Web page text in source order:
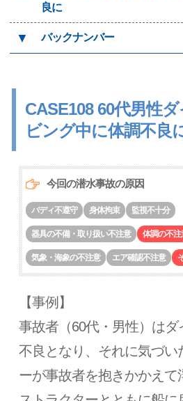
良に
▼ バックナンバー
CASE108 60代男性
ビング中に体調不良
今回の潜水事故の原因
バディ不遵守 身体拘束 監視不十分
器具の不備・取り扱い不注意 体調の不注
気象・海象の不注意 エア確認不注意
【事例】
事故者（60代・男性）はダ
不良となり、それに気づい
ーが事故者を抱きかかえて